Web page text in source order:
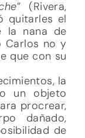
” (Rivera,
quitarles el
la nana de
Carlos no y
que con su
la
un objeto
procrear,
dañado,
de